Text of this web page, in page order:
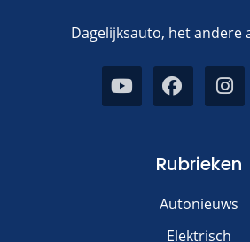
Dagelijksauto, het andere
Rubrieken
Autonieuws
Elektrisch